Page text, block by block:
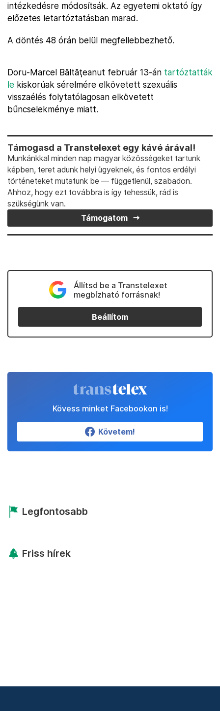
intézkedésre módosítsák. Az egyetemi oktató így
előzetes letartóztatásban marad.
A döntés 48 órán belül megfellebbezhető.
Doru-Marcel Băltăţeanut február 13-án tartóztatták
le kiskorúak sérelmére elkövetett szexuális
visszaélés folytatólagosan elkövetett
bűncselekménye miatt.
Támogasd a Transtelexet egy kávé árával!
Munkánkkal minden nap magyar közösségeket tartunk
képben, teret adunk helyi ügyeknek, és fontos erdélyi
történeteket mutatunk be — függetlenül, szabadon.
Ahhoz, hogy ezt továbbra is így tehessük, rád is
szükségünk van.
Támogatom
Állítsd be a Transtelexet
megbízható forrásnak!
Beállítom
Kövess minket Facebookon is!
Követem!
Legfontosabb
Friss hírek